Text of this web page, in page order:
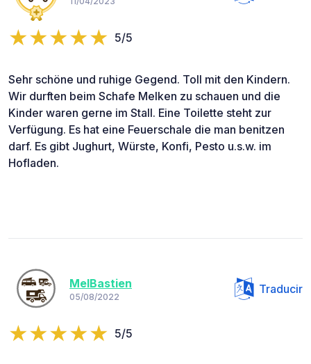
5/5
Sehr schöne und ruhige Gegend. Toll mit den Kindern.
Wir durften beim Schafe Melken zu schauen und die
Kinder waren gerne im Stall. Eine Toilette steht zur
Verfügung. Es hat eine Feuerschale die man benitzen
darf. Es gibt Jughurt, Würste, Konfi, Pesto u.s.w. im
Hofladen.
MelBastien
05/08/2022
Traducir
5/5